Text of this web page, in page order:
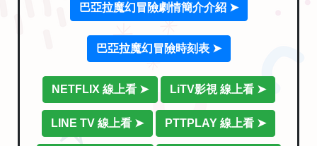
巴亞拉魔幻冒險劇情簡介介紹 ➤
巴亞拉魔幻冒險時刻表 ➤
NETFLIX 線上看 ➤ LiTV影視 線上看 ➤
LINE TV 線上看 ➤ PTTPLAY 線上看 ➤